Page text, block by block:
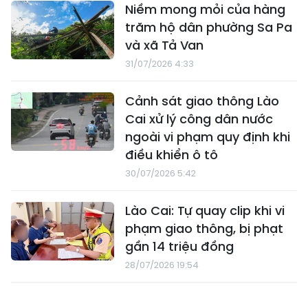
Niềm mong mỏi của hàng
trăm hộ dân phường Sa Pa
và xã Tả Van
31/07/2026 4:33
Cảnh sát giao thông Lào
Cai xử lý công dân nước
ngoài vi phạm quy định khi
điều khiển ô tô
30/07/2026 5:42
Lào Cai: Tự quay clip khi vi
phạm giao thông, bị phạt
gần 14 triệu đồng
28/07/2026 19:54